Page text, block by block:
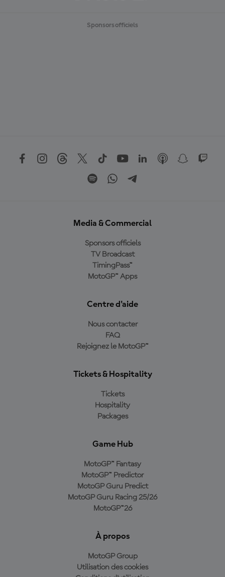
Sponsors officiels
Media & Commercial
Sponsors officiels
TV Broadcast
TimingPass™
MotoGP™ Apps
Centre d'aide
Nous contacter
FAQ
Rejoignez le MotoGP™
Tickets & Hospitality
Tickets
Hospitality
Packages
Game Hub
MotoGP™ Fantasy
MotoGP™ Predictor
MotoGP Guru Predict
MotoGP Guru Racing 25/26
MotoGP™26
À propos
MotoGP Group
Utilisation des cookies